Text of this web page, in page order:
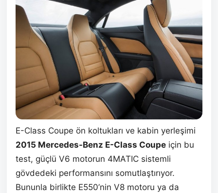
E-Class Coupe ön koltukları ve kabin yerleşimi
2015 Mercedes-Benz E-Class Coupe için bu
test, güçlü V6 motorun 4MATIC sistemli
gövdedeki performansını somutlaştırıyor.
Bununla birlikte E550’nin V8 motoru ya da